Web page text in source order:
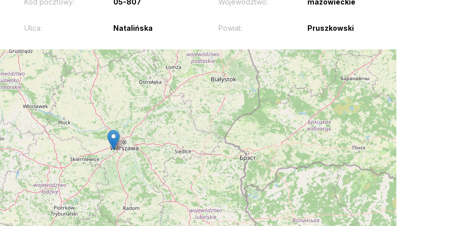
Kod pocztowy: 05-807 Województwo: mazowieckie
Ulica: Natalińska Powiat: Pruszkowski